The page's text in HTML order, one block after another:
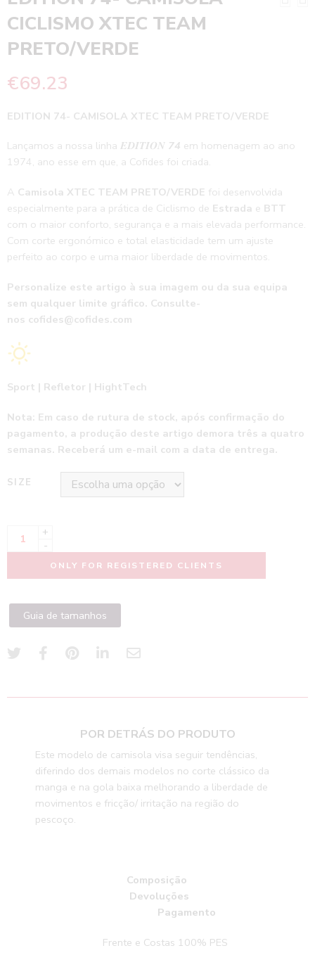
CICLISMO XTEC TEAM
PRETO/VERDE
€69.23
EDITION 74- CAMISOLA XTEC TEAM PRETO/VERDE
Lançamos a nossa linha 𝑬𝑫𝑰𝑻𝑰𝑶𝑵 74 em homenagem ao ano
1974, ano esse em que, a Cofides foi criada.
A Camisola XTEC TEAM PRETO/VERDE foi desenvolvida
especialmente para a prática de Ciclismo de Estrada e BTT
com o maior conforto, segurança e a mais elevada performance.
Com corte ergonómico e total elasticidade tem um ajuste
perfeito ao corpo e uma maior liberdade de movimentos.
Personalize este artigo à sua imagem ou da sua equipa
sem qualquer limite gráfico. Consulte-
nos cofides@cofides.com
Sport | Refletor | HightTech
Nota: Em caso de rutura de stock, após confirmação do
pagamento, a produção deste artigo demora três a quatro
semanas. Receberá um e-mail com a data de entrega.
SIZE
+
-
ONLY FOR REGISTERED CLIENTS
Guia de tamanhos
POR DETRÁS DO PRODUTO
Este modelo de camisola visa seguir tendências,
diferindo dos demais modelos no corte clássico da
manga e na gola baixa melhorando a liberdade de
movimentos e fricção/ irritação na região do
pescoço.
Composição
Devoluções
Pagamento
Frente e Costas 100% PES